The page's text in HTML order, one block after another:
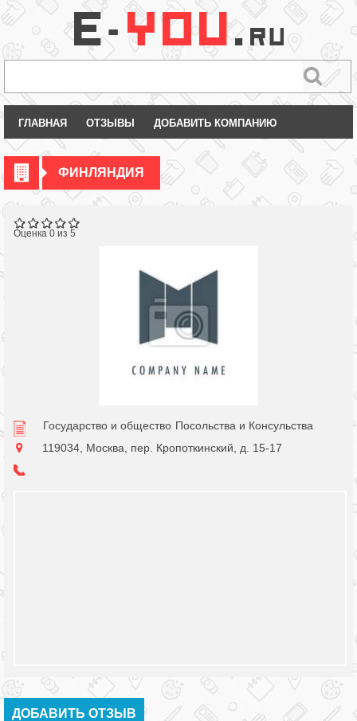
ГЛАВНАЯ ОТЗЫВЫ ДОБАВИТЬ КОМПАНИЮ
ФИНЛЯНДИЯ
Оценка 0 из 5
Государство и общество Посольства и Консульства
119034, Москва, пер. Кропоткинский, д. 15-17
ДОБАВИТЬ ОТЗЫВ